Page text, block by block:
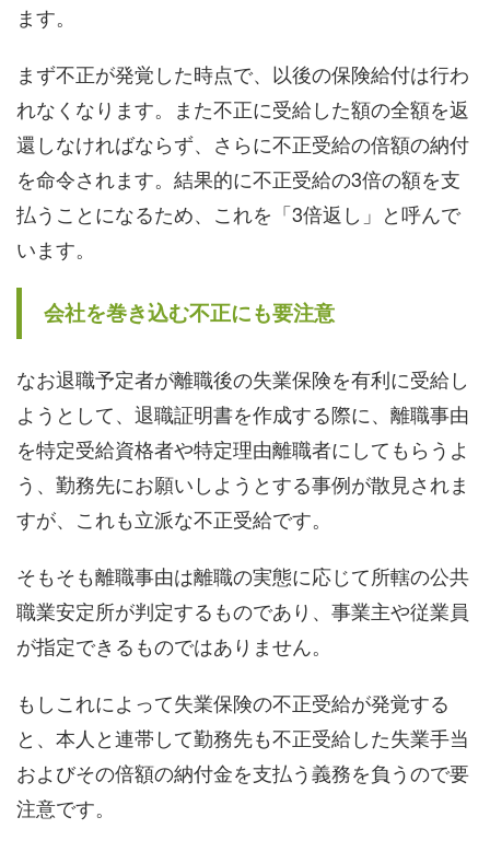
ます。
まず不正が発覚した時点で、以後の保険給付は行わ
れなくなります。また不正に受給した額の全額を返
還しなければならず、さらに不正受給の倍額の納付
を命令されます。結果的に不正受給の3倍の額を支
払うことになるため、これを「3倍返し」と呼んで
います。
会社を巻き込む不正にも要注意
なお退職予定者が離職後の失業保険を有利に受給し
ようとして、退職証明書を作成する際に、離職事由
を特定受給資格者や特定理由離職者にしてもらうよ
う、勤務先にお願いしようとする事例が散見されま
すが、これも立派な不正受給です。
そもそも離職事由は離職の実態に応じて所轄の公共
職業安定所が判定するものであり、事業主や従業員
が指定できるものではありません。
もしこれによって失業保険の不正受給が発覚する
と、本人と連帯して勤務先も不正受給した失業手当
およびその倍額の納付金を支払う義務を負うので要
注意です。